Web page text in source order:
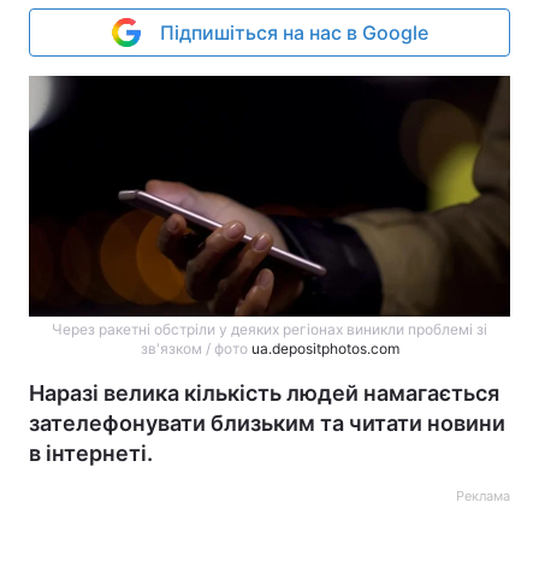
Підпишіться на нас в Google
Через ракетні обстріли у деяких регіонах виникли проблемі зі
зв'язком / фото ua.depositphotos.com
Наразі велика кількість людей намагається
зателефонувати близьким та читати новини
в інтернеті.
Реклама